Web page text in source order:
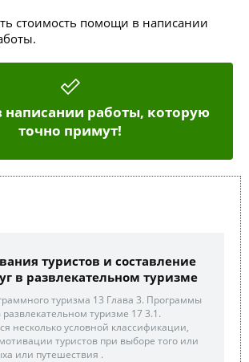
стоимость помощи в написании
работы, которую
точно примут!
туристов и составление
в развлекательном туризме
туризма 13 Глава 3. Программы
туризме 17 3.1.
несколько условной классификации,
туристов при выборе того или
или путешествия .